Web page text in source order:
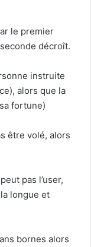
le premier
décroît.
instruite
alors que la
fortune)
être volé, alors
pas l’user,
longue et
bornes alors